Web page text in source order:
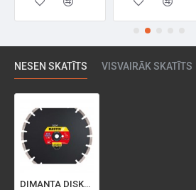
NESEN SKATĪTS VISVAIRĀK SKATĪTS
DIMANTA DISKS SAMEDIA BGM 300X20